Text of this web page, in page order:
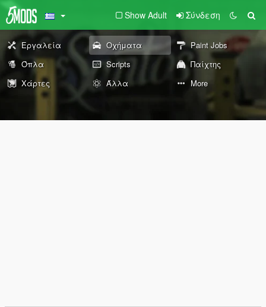
Show Adult Σύνδεση
Εργαλεία Οχήματα
Paint Jobs
Όπλα
Scripts
Παίχτης
Χάρτες
Άλλα More